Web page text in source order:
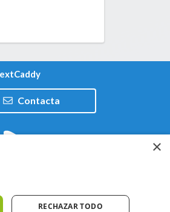
Contacta
×
RECHAZAR TODO